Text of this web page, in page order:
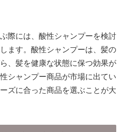
際には、酸性シャンプーを検討
ます。酸性シャンプーは、髪の
、髪を健康な状態に保つ効果が
シャンプー商品が市場に出てい
ズに合った商品を選ぶことが大